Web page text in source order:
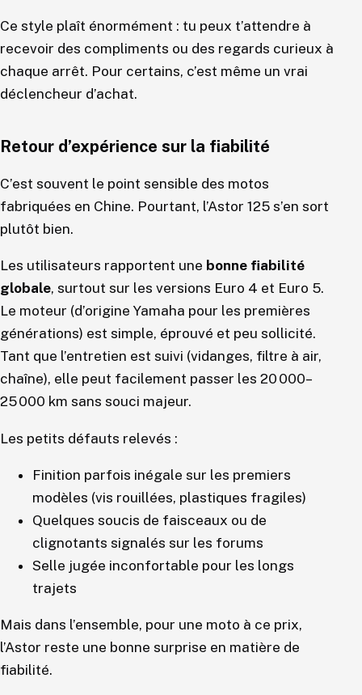
Ce style plaît énormément : tu peux t’attendre à
recevoir des compliments ou des regards curieux à
chaque arrêt. Pour certains, c’est même un vrai
déclencheur d’achat.
Retour d’expérience sur la fiabilité
C’est souvent le point sensible des motos
fabriquées en Chine. Pourtant, l’Astor 125 s’en sort
plutôt bien.
Les utilisateurs rapportent une bonne fiabilité
globale, surtout sur les versions Euro 4 et Euro 5.
Le moteur (d’origine Yamaha pour les premières
générations) est simple, éprouvé et peu sollicité.
Tant que l’entretien est suivi (vidanges, filtre à air,
chaîne), elle peut facilement passer les 20 000–
25 000 km sans souci majeur.
Les petits défauts relevés :
Finition parfois inégale sur les premiers
modèles (vis rouillées, plastiques fragiles)
Quelques soucis de faisceaux ou de
clignotants signalés sur les forums
Selle jugée inconfortable pour les longs
trajets
Mais dans l’ensemble, pour une moto à ce prix,
l’Astor reste une bonne surprise en matière de
fiabilité.